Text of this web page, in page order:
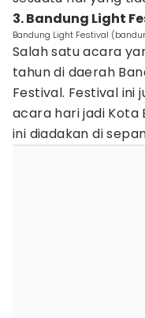
3. Bandung Light
Bandung Light Festival
Salah satu acara
tahun di daerah
Festival. Festival ini
acara hari jadi Kota
ini diadakan di